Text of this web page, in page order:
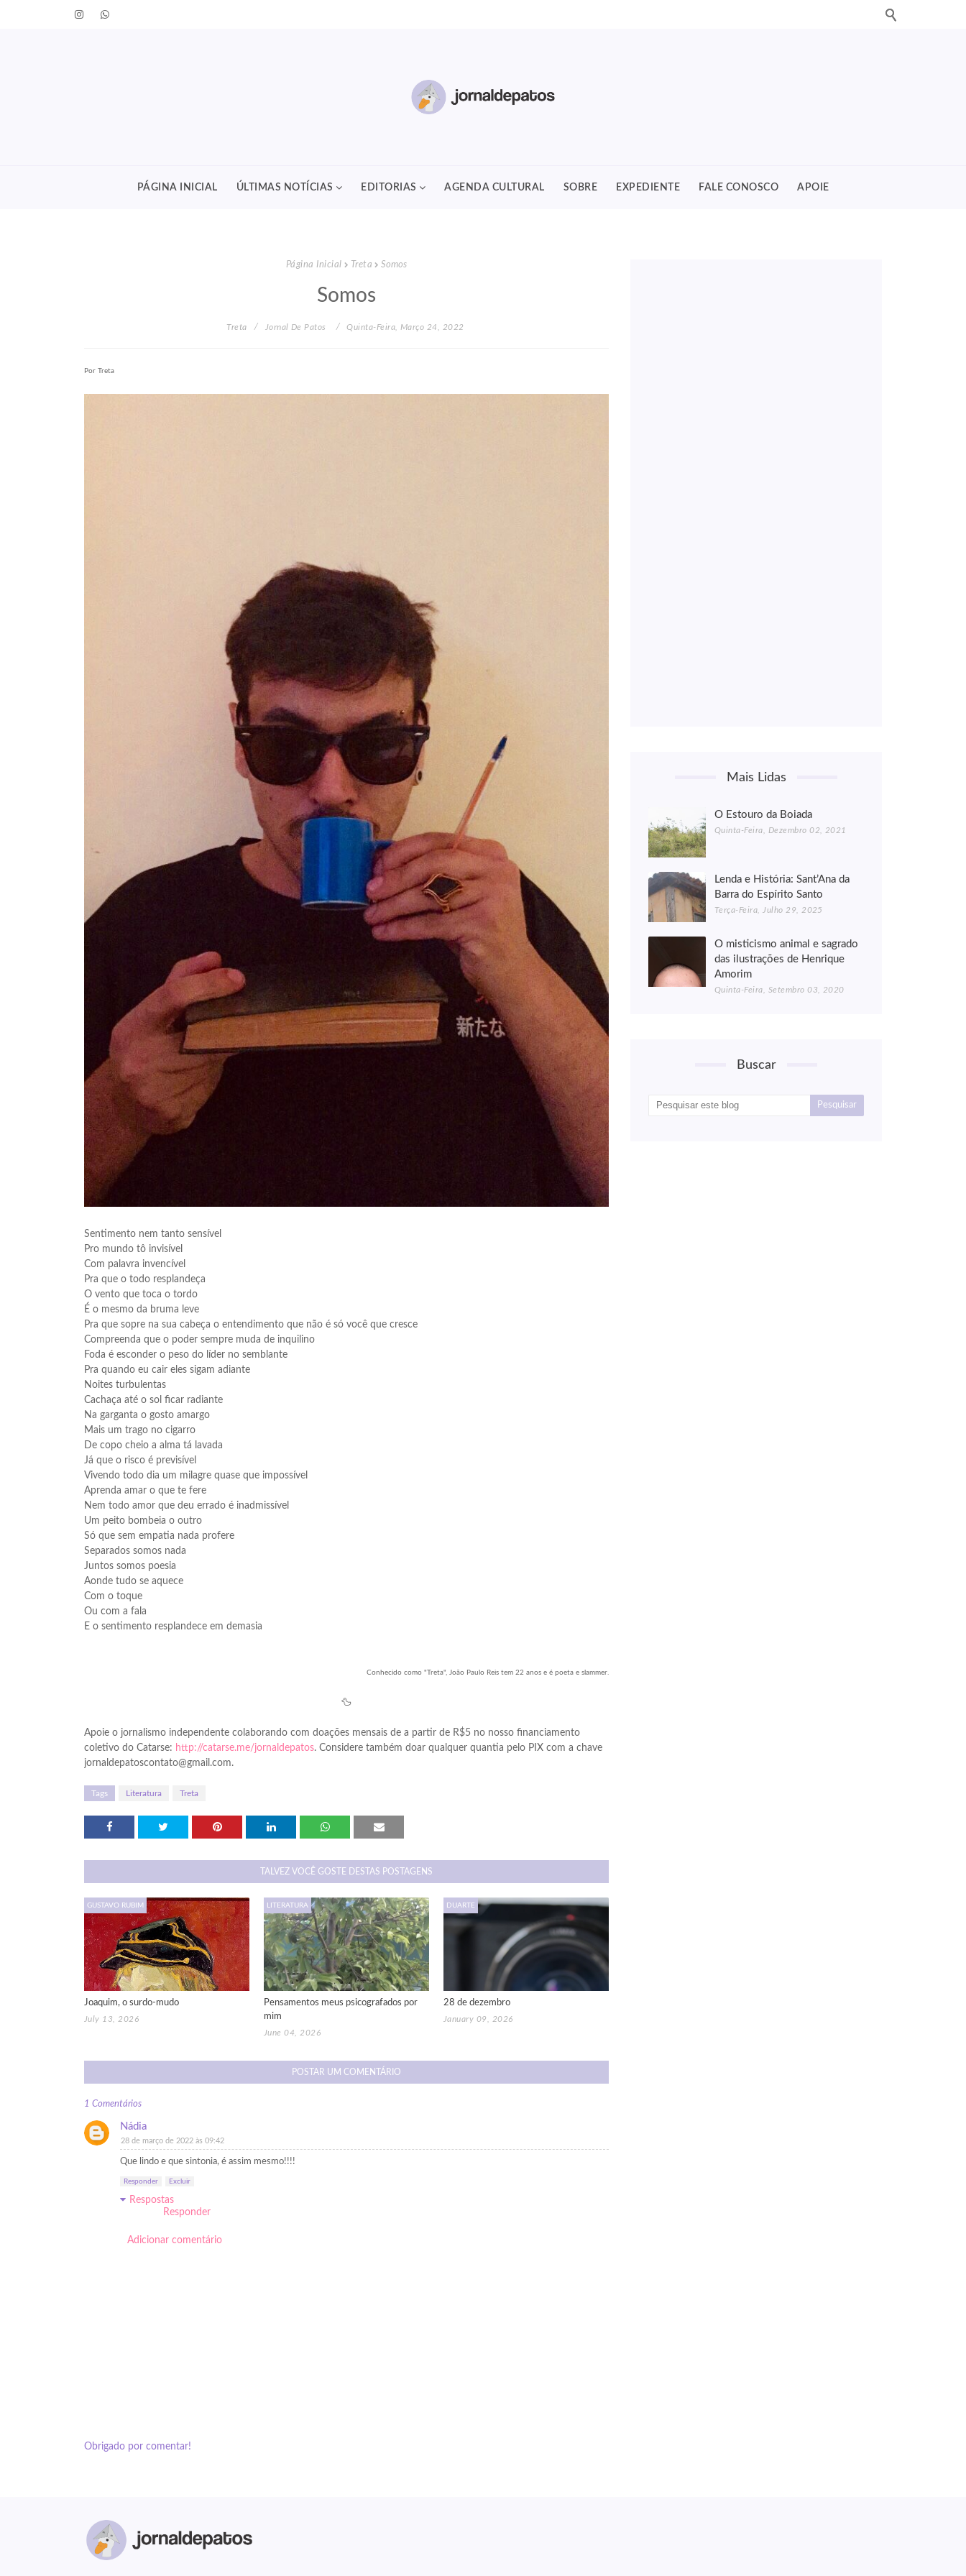
PÁGINA INICIAL ÚLTIMAS NOTÍCIAS EDITORIAS AGENDA CULTURAL SOBRE EXPEDIENTE FALE CONOSCO APOIE
Página Inicial Treta Somos
Somos
Treta Jornal De Patos Quinta-Feira, Março 24, 2022
Por Treta
Sentimento nem tanto sensível
Pro mundo tô invisível
Com palavra invencível
Pra que o todo resplandeça
O vento que toca o tordo
É o mesmo da bruma leve
Pra que sopre na sua cabeça o entendimento que não é só você que cresce
Compreenda que o poder sempre muda de inquilino
Foda é esconder o peso do líder no semblante
Pra quando eu cair eles sigam adiante
Noites turbulentas
Cachaça até o sol ficar radiante
Na garganta o gosto amargo
Mais um trago no cigarro
De copo cheio a alma tá lavada
Já que o risco é previsível
Vivendo todo dia um milagre quase que impossível
Aprenda amar o que te fere
Nem todo amor que deu errado é inadmissível
Um peito bombeia o outro
Só que sem empatia nada profere
Separados somos nada
Juntos somos poesia
Aonde tudo se aquece
Com o toque
Ou com a fala
E o sentimento resplandece em demasia
Conhecido como "Treta", João Paulo Reis tem 22 anos e é poeta e slammer.
🦆
Apoie o jornalismo independente colaborando com doações mensais de a partir de R$5 no nosso financiamento
coletivo do Catarse: http://catarse.me/jornaldepatos. Considere também doar qualquer quantia pelo PIX com a chave
jornaldepatoscontato@gmail.com.
Tags Literatura Treta
TALVEZ VOCÊ GOSTE DESTAS POSTAGENS
GUSTAVO RUBIM
Joaquim, o surdo-mudo
July 13, 2026
LITERATURA
Pensamentos meus psicografados por
mim
June 04, 2026
DUARTE
28 de dezembro
January 09, 2026
POSTAR UM COMENTÁRIO
1 Comentários
Nádia
28 de março de 2022 às 09:42
Que lindo e que sintonia, é assim mesmo!!!!
Responder Excluir
Respostas
Responder
Adicionar comentário
Obrigado por comentar!
Mais Lidas
O Estouro da Boiada
Quinta-Feira, Dezembro 02, 2021
Lenda e História: Sant’Ana da
Barra do Espírito Santo
Terça-Feira, Julho 29, 2025
O misticismo animal e sagrado
das ilustrações de Henrique
Amorim
Quinta-Feira, Setembro 03, 2020
Buscar